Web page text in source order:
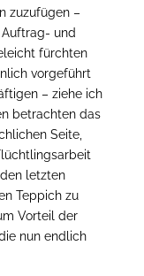
zuzufügen –
und
fürchten
vorgeführt
– ziehe ich
betrachten das
Seite,
letzten
Teppich zu
Vorteil der
nun endlich